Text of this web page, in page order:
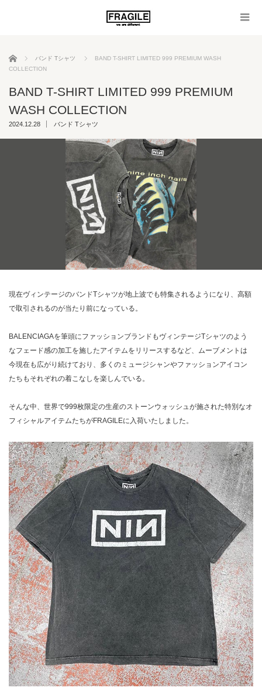
ホーム バンド Tシャツ
BAND T-SHIRT LIMITED 999 PREMIUM WASH
COLLECTION
BAND T-SHIRT LIMITED 999 PREMIUM
WASH COLLECTION
2024.12.28 バンド Tシャツ
現在ヴィンテージのバンドTシャツが地上波でも特集されるようになり、高額
で取引されるのが当たり前になっている。
BALENCIAGAを筆頭にファッションブランドもヴィンテージTシャツのよう
なフェード感の加工を施したアイテムをリリースするなど、ムーブメントは
今現在も広がり続けており、多くのミュージシャンやファッションアイコン
たちもそれぞれの着こなしを楽しんでいる。
そんな中、世界で999枚限定の生産のストーンウォッシュが施された特別なオ
フィシャルアイテムたちがFRAGILEに入荷いたしました。